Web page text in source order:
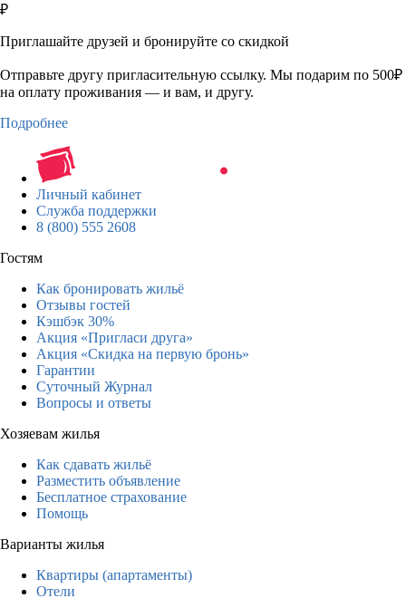
₽
Приглашайте друзей и бронируйте со скидкой
Отправьте другу пригласительную ссылку. Мы подарим по 500₽
на оплату проживания — и вам, и другу.
Подробнее
Личный кабинет
Служба поддержки
8 (800) 555 2608
Гостям
Как бронировать жильё
Отзывы гостей
Кэшбэк 30%
Акция «Пригласи друга»
Акция «Скидка на первую бронь»
Гарантии
Суточный Журнал
Вопросы и ответы
Хозяевам жилья
Как сдавать жильё
Разместить объявление
Бесплатное страхование
Помощь
Варианты жилья
Квартиры (апартаменты)
Отели